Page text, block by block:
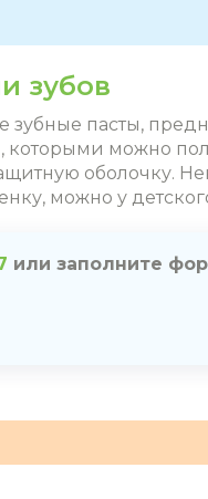
зубов
пасты,
можно
оболочку.
можно у
или заполните